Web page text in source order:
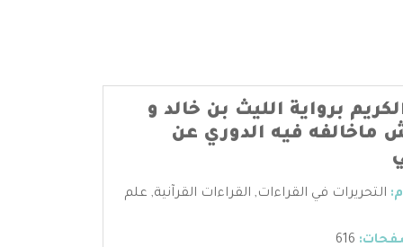
برواية الليث بن خالد و
ماخالفه فيه الدوري عن
التحريرات في القراءات, القراءات القرآنية, علم